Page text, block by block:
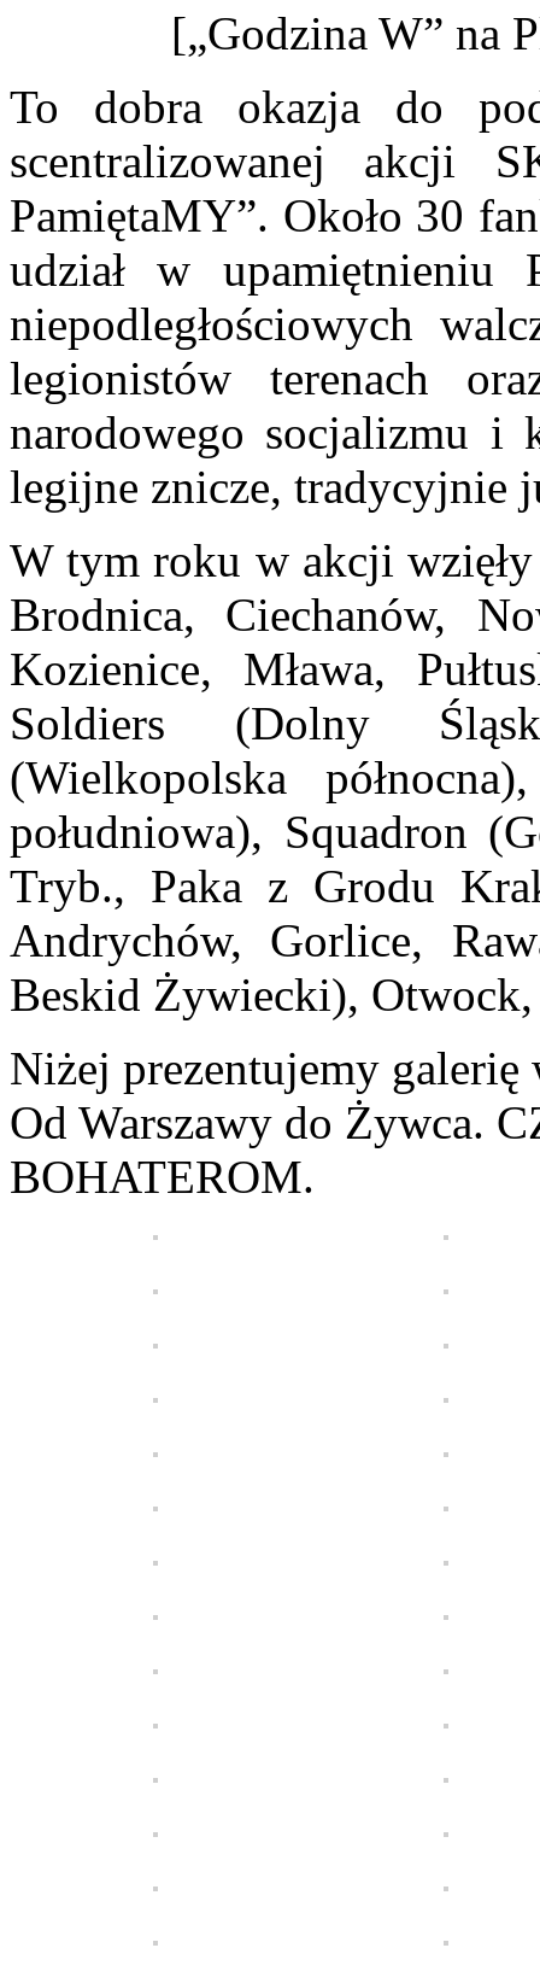
[„Godzina W” na
To dobra okazja do
scentralizowanej akcji
PamiętaMY”. Około 30
udział w upamiętnieniu
niepodległościowych
legionistów terenach
narodowego socjalizmu i
legijne znicze, tradycyjnie
W tym roku w akcji wzięły
Brodnica, Ciechanów,
Kozienice, Mława,
Soldiers (Dolny
(Wielkopolska
południowa), Squadron
Tryb., Paka z Grodu
Andrychów, Gorlice,
Beskid Żywiecki), Otwock,
Niżej prezentujemy
Od Warszawy do Żywca.
BOHATEROM.